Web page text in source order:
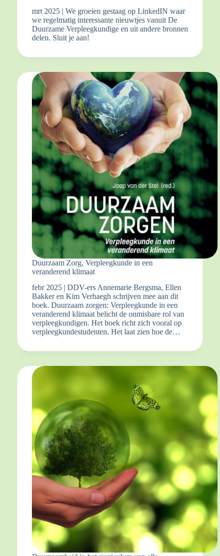
mrt 2025 | We groeien gestaag op LinkedIN waar
we regelmatig interessante nieuwtjes vanuit De
Duurzame Verpleegkundige en uit andere bronnen
delen. Sluit je aan!
Duurzaam Zorg, Verpleegkunde in een
veranderend klimaat
febr 2025 | DDV-ers Annemarie Bergsma, Ellen
Bakker en Kim Verhaegh schrijven mee aan dit
boek. Duurzaam zorgen: Verpleegkunde in een
veranderend klimaat belicht de onmisbare rol van
verpleegkundigen. Het boek richt zich vooral op
verpleegkundestudenten. Het laat zien hoe de…